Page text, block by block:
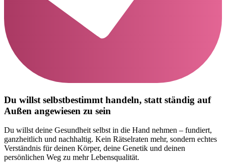
Du willst selbstbestimmt handeln, statt ständig auf
Außen angewiesen zu sein
Du willst deine Gesundheit selbst in die Hand nehmen – fundiert,
ganzheitlich und nachhaltig. Kein Rätselraten mehr, sondern echtes
Verständnis für deinen Körper, deine Genetik und deinen
persönlichen Weg zu mehr Lebensqualität.